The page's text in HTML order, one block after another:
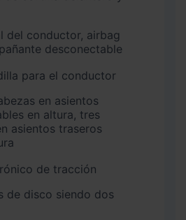
desconectable
para el conductor
en altura, tres
asientos traseros
de tracción